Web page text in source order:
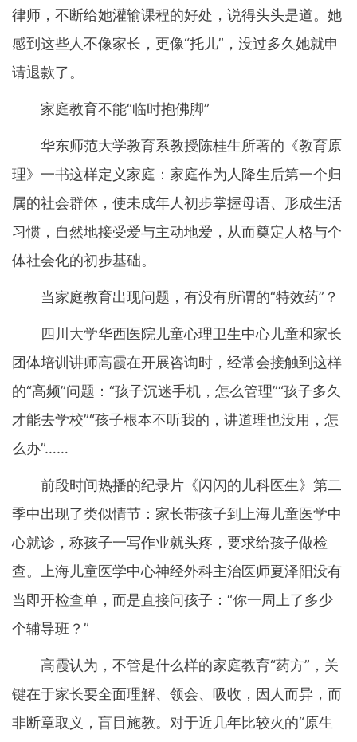
律师，不断给她灌输课程的好处，说得头头是道。她
感到这些人不像家长，更像“托儿”，没过多久她就申
请退款了。
家庭教育不能“临时抱佛脚”
华东师范大学教育系教授陈桂生所著的《教育原
理》一书这样定义家庭：家庭作为人降生后第一个归
属的社会群体，使未成年人初步掌握母语、形成生活
习惯，自然地接受爱与主动地爱，从而奠定人格与个
体社会化的初步基础。
当家庭教育出现问题，有没有所谓的“特效药”？
四川大学华西医院儿童心理卫生中心儿童和家长
团体培训讲师高霞在开展咨询时，经常会接触到这样
的“高频”问题：“孩子沉迷手机，怎么管理”“孩子多久
才能去学校”“孩子根本不听我的，讲道理也没用，怎
么办”……
前段时间热播的纪录片《闪闪的儿科医生》第二
季中出现了类似情节：家长带孩子到上海儿童医学中
心就诊，称孩子一写作业就头疼，要求给孩子做检
查。上海儿童医学中心神经外科主治医师夏泽阳没有
当即开检查单，而是直接问孩子：“你一周上了多少
个辅导班？”
高霞认为，不管是什么样的家庭教育“药方”，关
键在于家长要全面理解、领会、吸收，因人而异，而
非断章取义，盲目施教。对于近几年比较火的“原生